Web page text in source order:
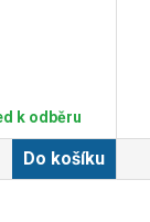
k odběru
Do košíku